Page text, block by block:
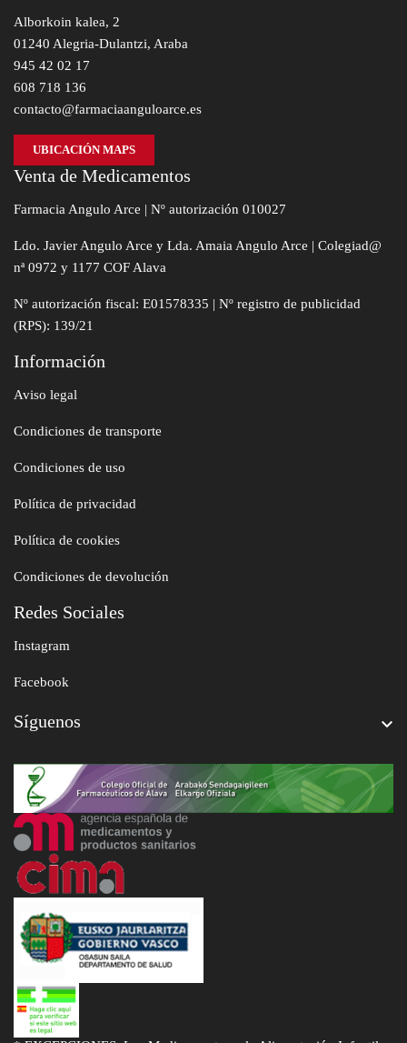
Alborkoin kalea, 2
01240 Alegria-Dulantzi, Araba
945 42 02 17
608 718 136
contacto@farmaciaanguloarce.es
UBICACIÓN MAPS
Venta de Medicamentos
Farmacia Angulo Arce | Nº autorización 010027
Ldo. Javier Angulo Arce y Lda. Amaia Angulo Arce | Colegiad@
nª 0972 y 1177 COF Alava
Nº autorización fiscal: E01578335 | Nº registro de publicidad
(RPS): 139/21
Información
Aviso legal
Condiciones de transporte
Condiciones de uso
Política de privacidad
Política de cookies
Condiciones de devolución
Redes Sociales
Instagram
Facebook
Síguenos 